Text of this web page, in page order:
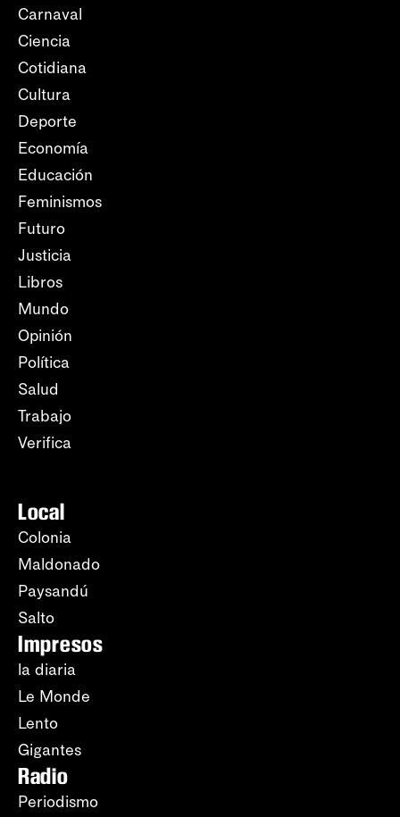
Carnaval
Ciencia
Cotidiana
Cultura
Deporte
Economía
Educación
Feminismos
Futuro
Justicia
Libros
Mundo
Opinión
Política
Salud
Trabajo
Verifica
Local
Colonia
Maldonado
Paysandú
Salto
Impresos
la diaria
Le Monde
Lento
Gigantes
Radio
Periodismo